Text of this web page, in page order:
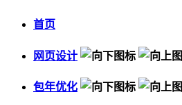
首页
网页设计
包年优化